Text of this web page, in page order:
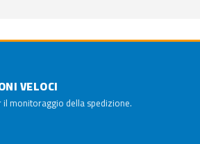
VELOCI
il monitoraggio della spedizione.